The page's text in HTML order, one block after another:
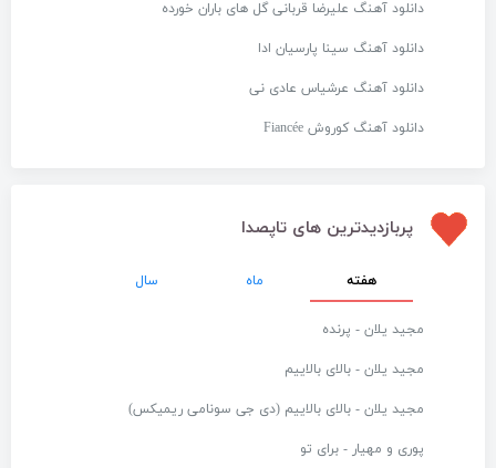
دانلود آهنگ علیرضا قربانی گل های باران خورده
دانلود آهنگ سینا پارسیان ادا
دانلود آهنگ عرشیاس عادی نی
دانلود آهنگ کوروش Fiancée
پربازدیدترین های تاپصدا
هفته ماه سال
مجید یلان - پرنده
مجید یلان - بالای بالاییم
مجید یلان - بالای بالاییم (دی جی سونامی ریمیکس)
پوری و مهیار - برای تو